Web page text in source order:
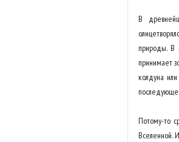
В
природы. В
принимает
колдуна
Потому-то
Вселенной.